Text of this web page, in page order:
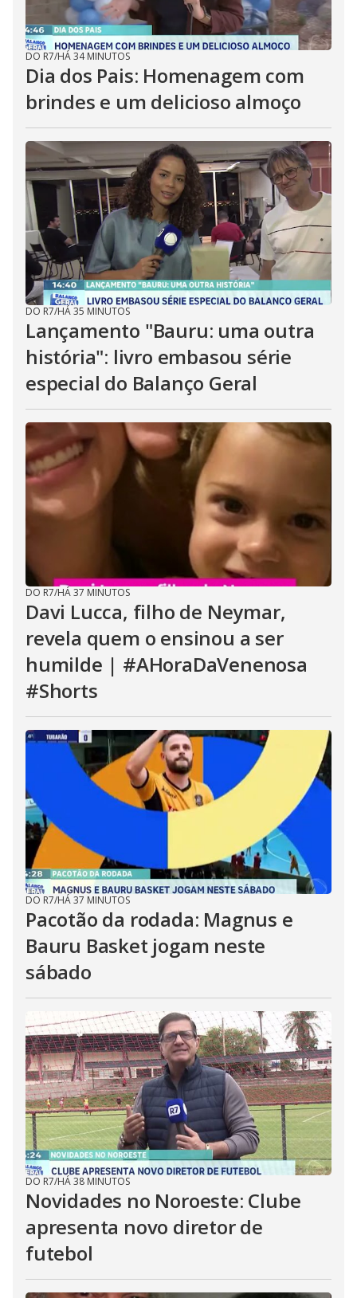
DO R7/HÁ 34 MINUTOS
Dia dos Pais: Homenagem com
brindes e um delicioso almoço
DO R7/HÁ 35 MINUTOS
Lançamento "Bauru: uma outra
história": livro embasou série
especial do Balanço Geral
DO R7/HÁ 37 MINUTOS
Davi Lucca, filho de Neymar,
revela quem o ensinou a ser
humilde | #AHoraDaVenenosa
#Shorts
DO R7/HÁ 37 MINUTOS
Pacotão da rodada: Magnus e
Bauru Basket jogam neste
sábado
DO R7/HÁ 38 MINUTOS
Novidades no Noroeste: Clube
apresenta novo diretor de
futebol